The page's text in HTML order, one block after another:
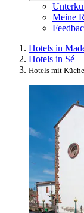
Meine
Hotels in
Hotels in Sé
Hotels mit